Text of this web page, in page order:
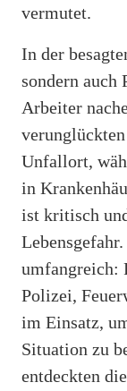
vermutet.
In der
sondern auch
Arbeiter
Unfallort,
in
ist kritisch
umfangreich:
Polizei,
im Einsatz,
Situation zu
entdeckten